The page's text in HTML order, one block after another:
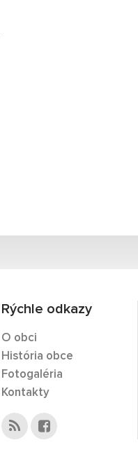
Rýchle odkazy
O obci
História obce
Fotogaléria
Kontakty